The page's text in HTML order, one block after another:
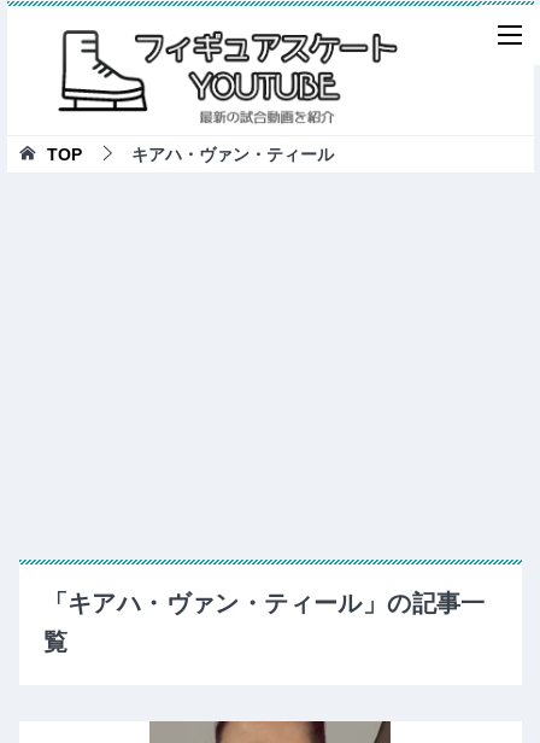
TOP キアハ・ヴァン・ティール
「キアハ・ヴァン・ティール」の記事一
覧